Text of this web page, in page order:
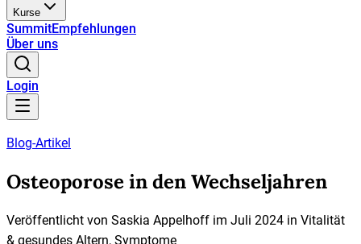
Kurse
SummitEmpfehlungen
Über uns
Login
Blog-Artikel
Osteoporose in den Wechseljahren
Veröffentlicht von Saskia Appelhoff im Juli 2024 in Vitalität
& gesundes Altern, Symptome